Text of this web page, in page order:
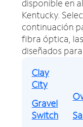
disponible en
Kentucky.
continuación
fibra óptica,
diseñados
Clay
City
Gravel
Switch